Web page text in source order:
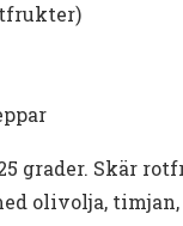
grader. Skär
olivolja,